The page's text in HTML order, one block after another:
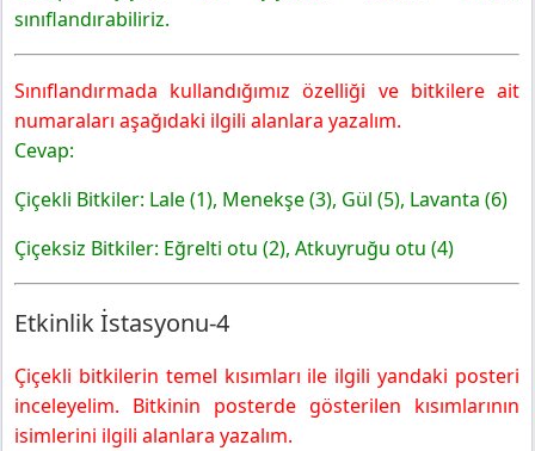
6. Sınıf Fen Bilimleri Ders Kitabı Sayfa 91 Cevapları
6. Sınıf Fen Bilimleri Ders Kitabı Sayfa 92 Cevapları
MEB Yayınları
Etkinlik İstasyonu-8
MEB Yayınları
sınıflandırabiliriz.
Sınıflandırmada kullandığımız özelliği ve bitkilere ait
numaraları aşağıdaki ilgili alanlara yazalım.
Cevap:
Çiçekli Bitkiler: Lale (1), Menekşe (3), Gül (5), Lavanta (6)
Çiçeksiz Bitkiler: Eğrelti otu (2), Atkuyruğu otu (4)
Etkinlik İstasyonu-4
Çiçekli bitkilerin temel kısımları ile ilgili yandaki posteri
inceleyelim. Bitkinin posterde gösterilen kısımlarının
isimlerini ilgili alanlara yazalım.